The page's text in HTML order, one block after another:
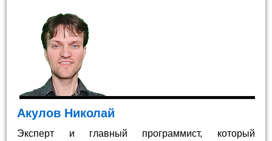
Акулов Николай
Эксперт и главный программист, который